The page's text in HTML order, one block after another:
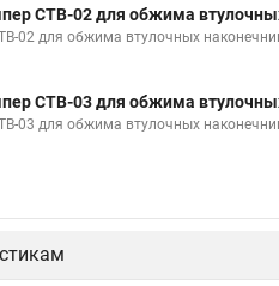
CTB-02 для обжима
02 для обжима втулочных
CTB-03 для обжима
03 для обжима втулочных